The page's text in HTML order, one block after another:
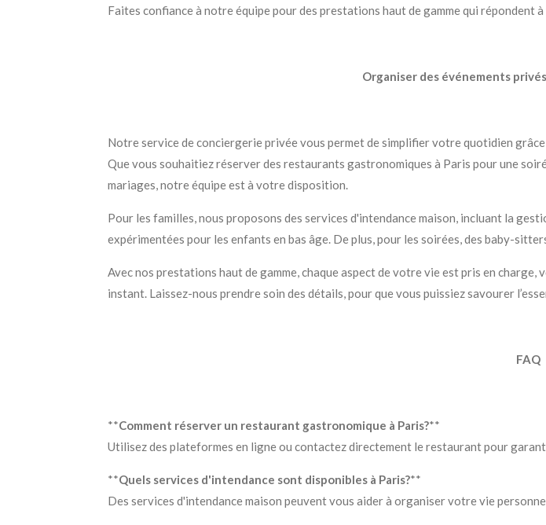
Faites confiance à notre équipe pour des prestations haut de gamme qui
Organiser des événements
Notre service de conciergerie privée vous permet de simplifier votre quotidien
Que vous souhaitiez réserver des restaurants gastronomiques à Paris pour une
mariages, notre équipe est à votre disposition.
Pour les familles, nous proposons des services d'intendance maison, incluant la
expérimentées pour les enfants en bas âge. De plus, pour les soirées, des baby-
Avec nos prestations haut de gamme, chaque aspect de votre vie est pris en
instant. Laissez-nous prendre soin des détails, pour que vous puissiez savourer
FAQ
**Comment réserver un restaurant gastronomique à Paris?**
Utilisez des plateformes en ligne ou contactez directement le restaurant pour
**Quels services d'intendance sont disponibles à Paris?**
Des services d'intendance maison peuvent vous aider à organiser votre vie